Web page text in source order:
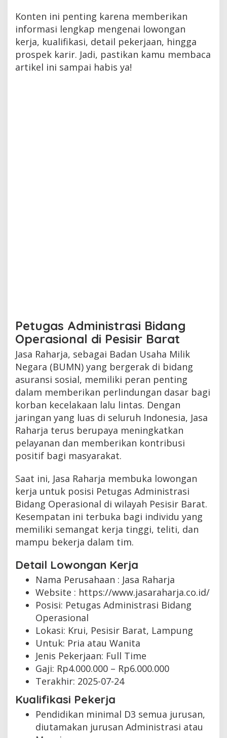
Konten ini penting karena memberikan
informasi lengkap mengenai lowongan
kerja, kualifikasi, detail pekerjaan, hingga
prospek karir. Jadi, pastikan kamu membaca
artikel ini sampai habis ya!
Petugas Administrasi Bidang
Operasional di Pesisir Barat
Jasa Raharja, sebagai Badan Usaha Milik
Negara (BUMN) yang bergerak di bidang
asuransi sosial, memiliki peran penting
dalam memberikan perlindungan dasar bagi
korban kecelakaan lalu lintas. Dengan
jaringan yang luas di seluruh Indonesia, Jasa
Raharja terus berupaya meningkatkan
pelayanan dan memberikan kontribusi
positif bagi masyarakat.
Saat ini, Jasa Raharja membuka lowongan
kerja untuk posisi Petugas Administrasi
Bidang Operasional di wilayah Pesisir Barat.
Kesempatan ini terbuka bagi individu yang
memiliki semangat kerja tinggi, teliti, dan
mampu bekerja dalam tim.
Detail Lowongan Kerja
Nama Perusahaan : Jasa Raharja
Website : https://www.jasaraharja.co.id/
Posisi: Petugas Administrasi Bidang
Operasional
Lokasi: Krui, Pesisir Barat, Lampung
Untuk: Pria atau Wanita
Jenis Pekerjaan: Full Time
Gaji: Rp4.000.000 – Rp6.000.000
Terakhir: 2025-07-24
Kualifikasi Pekerja
Pendidikan minimal D3 semua jurusan,
diutamakan jurusan Administrasi atau